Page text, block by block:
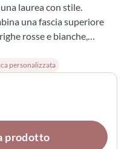
laurea con stile.
una fascia superiore
rosse e bianche,
con profilo e tocco
un fiocco rosso in
un tocco di festa.
su tessuto e
testimonianza unica del
personalizzata
prodotto